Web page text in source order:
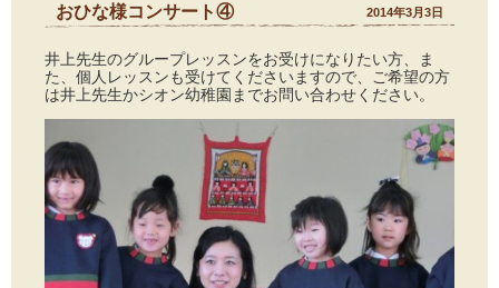
おひな様コンサート④ 2014年3月3日
井上先生のグループレッスンをお受けになりたい方、ま
た、個人レッスンも受けてくださいますので、ご希望の方
は井上先生かシオン幼稚園までお問い合わせください。